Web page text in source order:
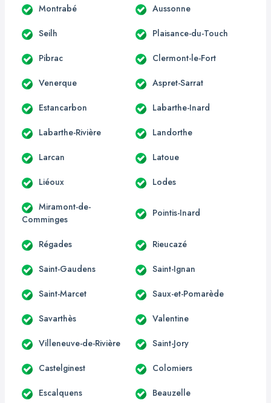
Montrabé Aussonne
Seilh Plaisance-du-Touch
Pibrac Clermont-le-Fort
Venerque Aspret-Sarrat
Estancarbon Labarthe-Inard
Labarthe-Rivière Landorthe
Larcan Latoue
Liéoux Lodes
Miramont-de-
Comminges
Pointis-Inard
Régades Rieucazé
Saint-Gaudens Saint-Ignan
Saint-Marcet Saux-et-Pomarède
Savarthès Valentine
Villeneuve-de-Rivière Saint-Jory
Castelginest Colomiers
Escalquens Beauzelle